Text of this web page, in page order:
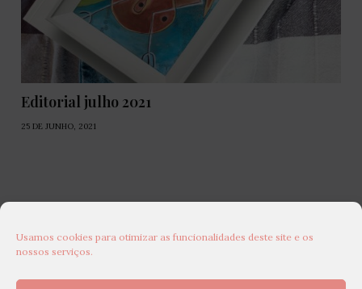
Usamos cookies para otimizar as funcionalidades deste site e os
nossos serviços.
Editorial julho 2021
25 DE JUNHO, 2021